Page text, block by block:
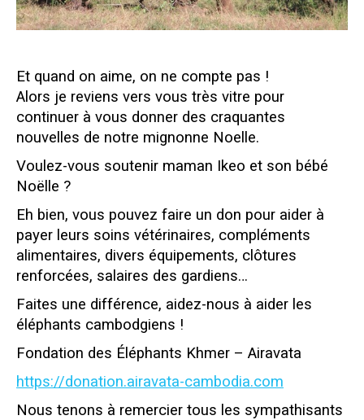
Et quand on aime, on ne compte pas !
Alors je reviens vers vous très vitre pour
continuer à vous donner des craquantes
nouvelles de notre mignonne Noelle.
Voulez-vous soutenir maman Ikeo et son bébé
Noëlle ?
Eh bien, vous pouvez faire un don pour aider à
payer leurs soins vétérinaires, compléments
alimentaires, divers équipements, clôtures
renforcées, salaires des gardiens…
Faites une différence, aidez-nous à aider les
éléphants cambodgiens !
Fondation des Éléphants Khmer – Airavata
https://donation.airavata-cambodia.com
Nous tenons à remercier tous les sympathisants